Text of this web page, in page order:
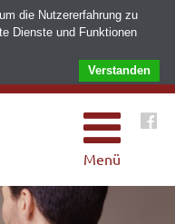
Menü
die Nutzererfahrung zu
Dienste und Funktionen
Verstanden